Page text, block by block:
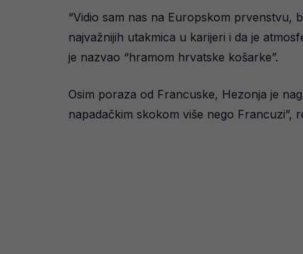
“Vidio sam nas na Europskom prvenstvu,
najvažnijih utakmica u karijeri i da je
je nazvao “hramom hrvatske košarke”.
Osim poraza od Francuske, Hezonja je
napadačkim skokom više nego Francuzi”,